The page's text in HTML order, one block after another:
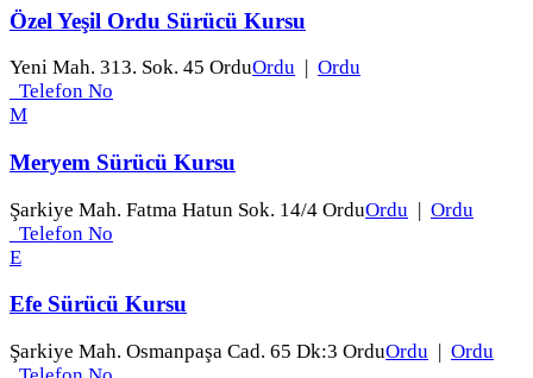
Özel Yeşil Ordu Sürücü Kursu
Yeni Mah. 313. Sok. 45 OrduOrdu
Ordu
Telefon No
M
Meryem Sürücü Kursu
Şarkiye Mah. Fatma Hatun Sok. 14/4 OrduOrdu | Ordu
Telefon No
E
Efe Sürücü Kursu
Şarkiye Mah. Osmanpaşa Cad. 65 Dk:3 OrduOrdu
Ordu